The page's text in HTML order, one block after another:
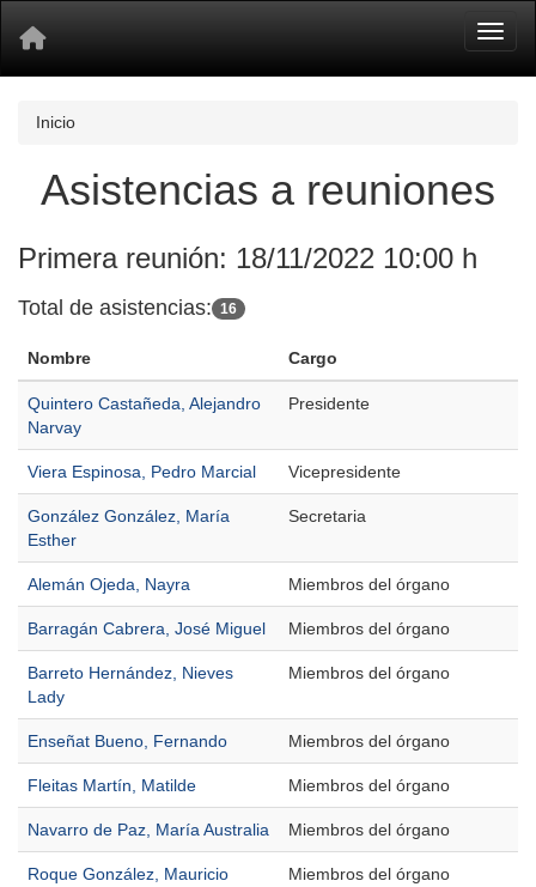
Inicio
Asistencias a reuniones
Primera reunión: 18/11/2022 10:00 h
Total de asistencias: 16
Nombre Cargo
Quintero Castañeda, Alejandro
Narvay
Presidente
Viera Espinosa, Pedro Marcial Vicepresidente
González González, María
Esther
Secretaria
Alemán Ojeda, Nayra Miembros del órgano
Barragán Cabrera, José Miguel Miembros del órgano
Barreto Hernández, Nieves
Lady
Miembros del órgano
Enseñat Bueno, Fernando Miembros del órgano
Fleitas Martín, Matilde Miembros del órgano
Navarro de Paz, María Australia Miembros del órgano
Roque González, Mauricio
Miembros del órgano